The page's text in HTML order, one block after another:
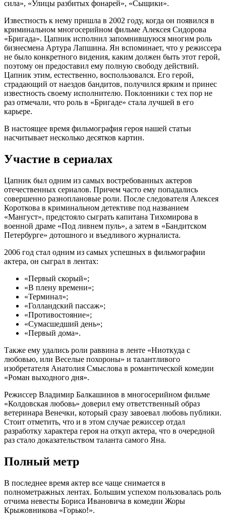
сила», «Улицы разбитых фонарей», «Сыщики».
Известность к нему пришла в 2002 году, когда он появился в
криминальном многосерийном фильме Алексея Сидорова
«Бригада». Цапник исполнил запомнившуюся многим роль
бизнесмена Артура Лапшина. Ян вспоминает, что у режиссера
не было конкретного видения, каким должен быть этот герой,
поэтому он предоставил ему полную свободу действий.
Цапник этим, естественно, воспользовался. Его герой,
страдающий от наездов бандитов, получился ярким и принес
известность своему исполнителю. Поклонники с тех пор не
раз отмечали, что роль в «Бригаде» стала лучшей в его
карьере.
В настоящее время фильмография героя нашей статьи
насчитывает несколько десятков картин.
Участие в сериалах
Цапник был одним из самых востребованных актеров
отечественных сериалов. Причем часто ему попадались
совершенно разноплановые роли. После следователя Алексея
Короткова в криминальном детективе под названием
«Мангуст», предстояло сыграть капитана Тихомирова в
военной драме «Под ливнем пуль», а затем в «Бандитском
Петербурге» дотошного и въедливого журналиста.
2006 год стал одним из самых успешных в фильмографии
актера, он сыграл в лентах:
«Первый скорый»;
«В плену времени»;
«Терминал»;
«Голландский пассаж»;
«Противостояние»;
«Сумасшедший день»;
«Первый дома».
Также ему удались роли раввина в ленте «Ниоткуда с
любовью, или Веселые похороны» и талантливого
изобретателя Анатолия Смыслова в романтической комедии
«Роман выходного дня».
Режиссер Владимир Балкашинов в многосерийном фильме
«Колдовская любовь» доверил ему ответственный образ
ветеринара Венечки, который сразу завоевал любовь публики.
Стоит отметить, что и в этом случае режиссер отдал
разработку характера героя на откуп актера, что в очередной
раз стало доказательством таланта самого Яна.
Полный метр
В последнее время актер все чаще снимается в
полнометражных лентах. Большим успехом пользовалась роль
отчима невесты Бориса Ивановича в комедии Жоры
Крыжовникова «Горько!».